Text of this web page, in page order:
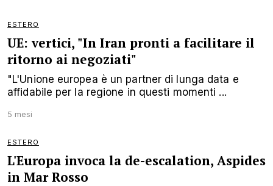
ESTERO
UE: vertici, "In Iran pronti a facilitare il
ritorno ai negoziati"
"L'Unione europea è un partner di lunga data e
affidabile per la regione in questi momenti ...
5 mesi
ESTERO
L'Europa invoca la de-escalation, Aspides
in Mar Rosso